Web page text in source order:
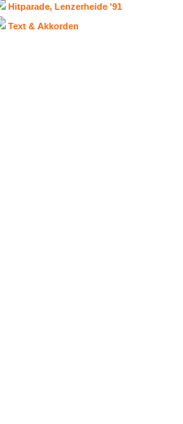
Hitparade, Lenzerheide '91
Text & Akkorden